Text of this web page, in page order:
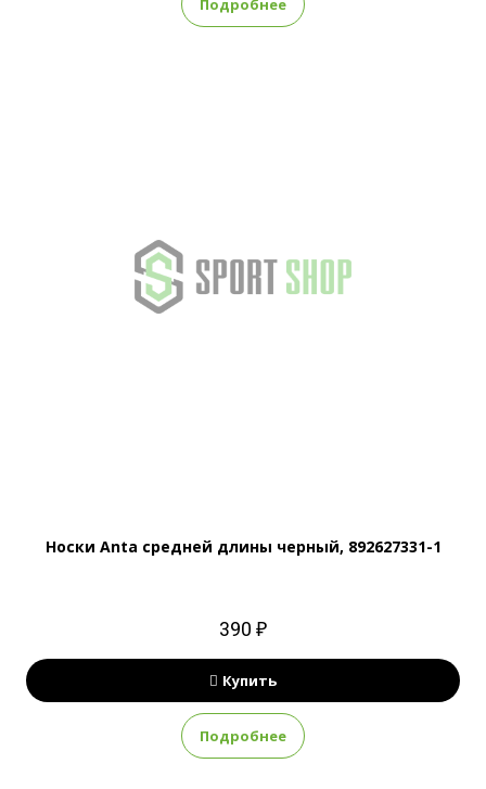
Подробнее
Носки Anta средней длины черный, 892627331-1
390 ₽
Купить
Подробнее